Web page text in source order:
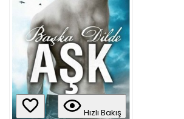
Hızlı Bakış